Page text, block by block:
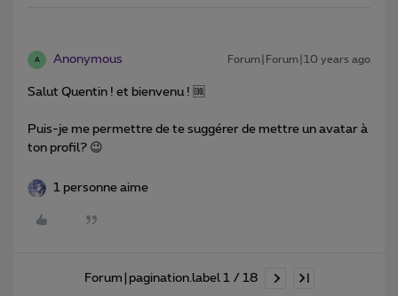
A Anonymous Forum|Forum|10 years ago
Salut Quentin ! et bienvenu ! 🆒
Puis-je me permettre de te suggérer de mettre un avatar à
ton profil? 😉
1 personne aime
Forum|pagination.label 1 / 18